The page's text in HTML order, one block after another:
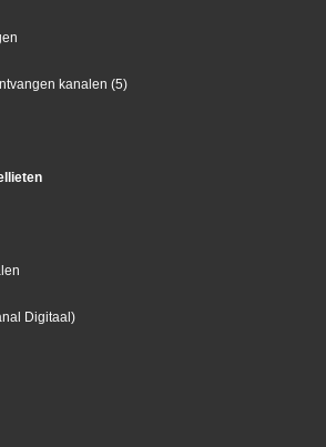
kanalen (5)
Digitaal)